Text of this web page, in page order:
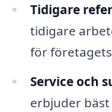
Tidigare
tidigare
för
Service och
erbjuder